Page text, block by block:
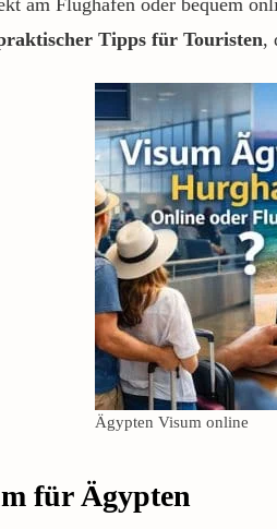
am Flughafen oder bequem
Tipps für Touristen,
Ägypten Visum online
für Ägypten